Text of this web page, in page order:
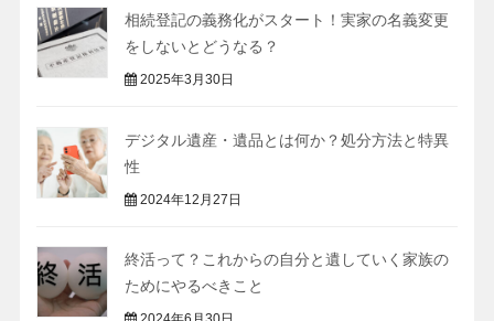
相続登記の義務化がスタート！実家の名義変更
をしないとどうなる？
2025年3月30日
デジタル遺産・遺品とは何か？処分方法と特異
性
2024年12月27日
終活って？これからの自分と遺していく家族の
ためにやるべきこと